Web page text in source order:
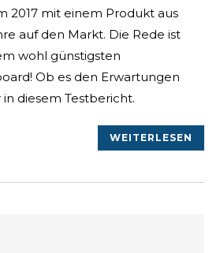
2017 mit einem Produkt aus
auf den Markt. Die Rede ist
wohl günstigsten
Ob es den Erwartungen
diesem Testbericht.
WEITERLESEN